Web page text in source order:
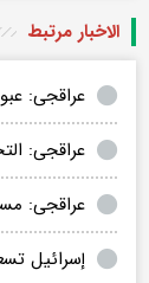
الاخبار مرتبط
عراقجی:
عراقجی:
عراقجی:
إسرائیل